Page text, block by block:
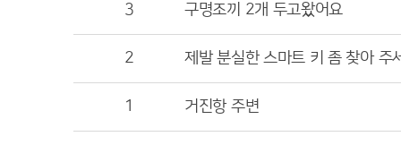
3 구명조끼 2개 두고왔어요
2 제발 분실한 스마트 키 좀 찾아 주
1 거진항 주변